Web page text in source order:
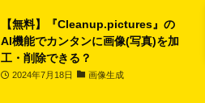
【無料】『Cleanup.pictures』の
AI機能でカンタンに画像(写真)を加
工・削除できる？
2024年7月18日 画像生成